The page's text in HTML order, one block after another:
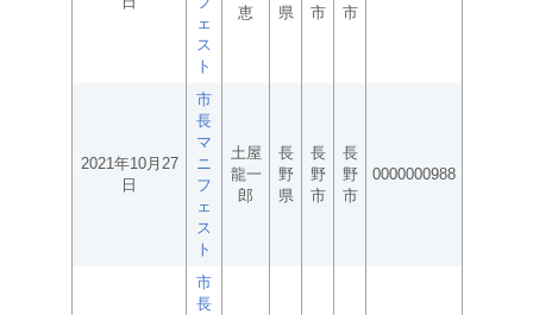
ェ
ス
ト
恵
県
市
市
2021年10月27
日
市
長
マ
ニ
フ
ェ
ス
ト
土屋
龍一
郎
長
野
県
長
野
市
長
野
市
0000000988
市
長